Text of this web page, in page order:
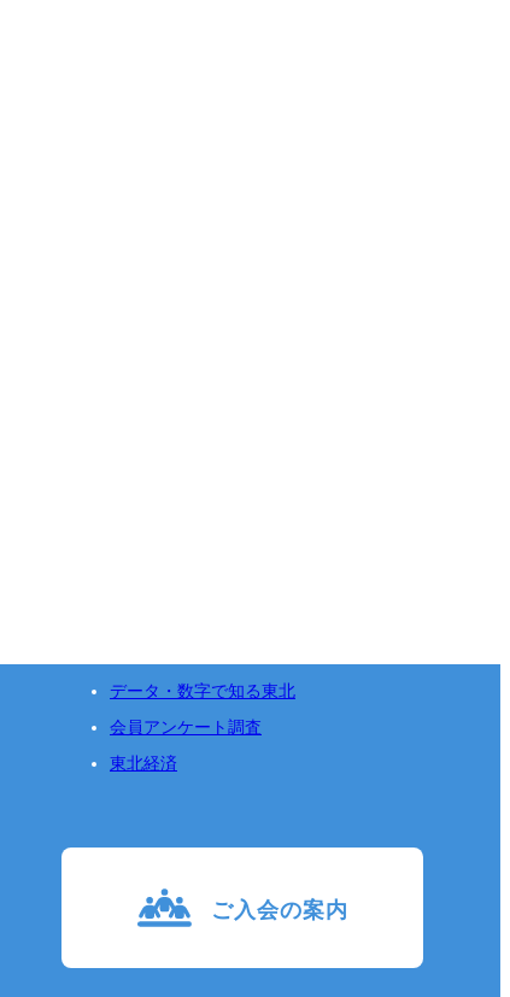
データ・数字で知る東北
会員アンケート調査
東北経済